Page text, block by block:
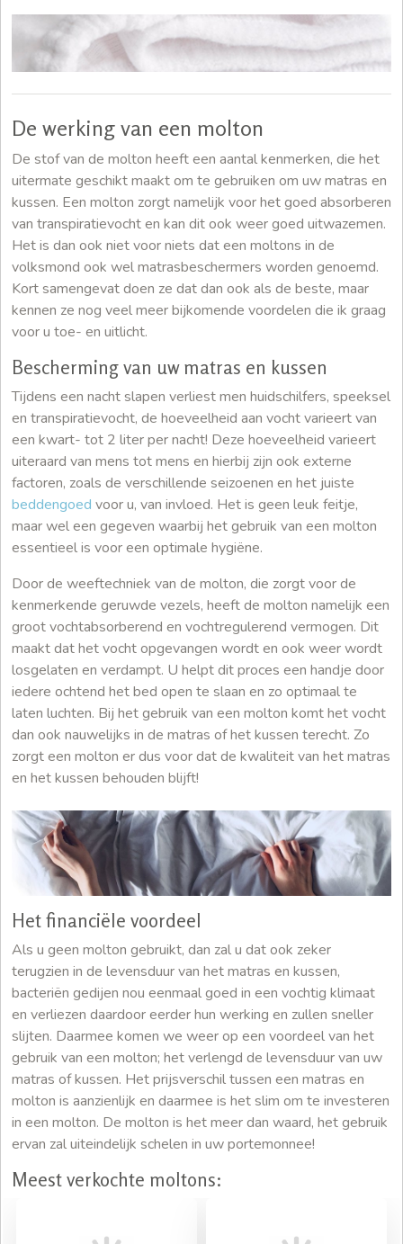
De werking van een molton
De stof van de molton heeft een aantal kenmerken, die het
uitermate geschikt maakt om te gebruiken om uw matras en
kussen. Een molton zorgt namelijk voor het goed absorberen
van transpiratievocht en kan dit ook weer goed uitwazemen.
Het is dan ook niet voor niets dat een moltons in de
volksmond ook wel matrasbeschermers worden genoemd.
Kort samengevat doen ze dat dan ook als de beste, maar
kennen ze nog veel meer bijkomende voordelen die ik graag
voor u toe- en uitlicht.
Bescherming van uw matras en kussen
Tijdens een nacht slapen verliest men huidschilfers, speeksel
en transpiratievocht, de hoeveelheid aan vocht varieert van
een kwart- tot 2 liter per nacht! Deze hoeveelheid varieert
uiteraard van mens tot mens en hierbij zijn ook externe
factoren, zoals de verschillende seizoenen en het juiste
beddengoed voor u, van invloed. Het is geen leuk feitje,
maar wel een gegeven waarbij het gebruik van een molton
essentieel is voor een optimale hygiëne.
Door de weeftechniek van de molton, die zorgt voor de
kenmerkende geruwde vezels, heeft de molton namelijk een
groot vochtabsorberend en vochtregulerend vermogen. Dit
maakt dat het vocht opgevangen wordt en ook weer wordt
losgelaten en verdampt. U helpt dit proces een handje door
iedere ochtend het bed open te slaan en zo optimaal te
laten luchten. Bij het gebruik van een molton komt het vocht
dan ook nauwelijks in de matras of het kussen terecht. Zo
zorgt een molton er dus voor dat de kwaliteit van het matras
en het kussen behouden blijft!
Het financiële voordeel
Als u geen molton gebruikt, dan zal u dat ook zeker
terugzien in de levensduur van het matras en kussen,
bacteriën gedijen nou eenmaal goed in een vochtig klimaat
en verliezen daardoor eerder hun werking en zullen sneller
slijten. Daarmee komen we weer op een voordeel van het
gebruik van een molton; het verlengd de levensduur van uw
matras of kussen. Het prijsverschil tussen een matras en
molton is aanzienlijk en daarmee is het slim om te investeren
in een molton. De molton is het meer dan waard, het gebruik
ervan zal uiteindelijk schelen in uw portemonnee!
Meest verkochte moltons: